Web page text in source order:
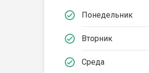
Понедельник
Вторник
Среда